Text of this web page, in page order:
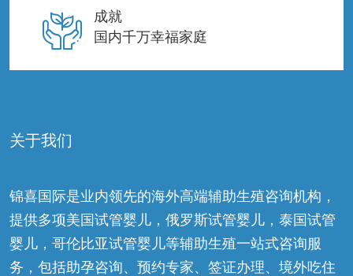
成就
国内千万幸福家庭
关于我们
锦喜国际是业内领先的海外高端辅助生殖咨询机构，
提供多项美国试管婴儿，俄罗斯试管婴儿，泰国试管
婴儿，哥伦比亚试管婴儿等辅助生殖一站式咨询服
务，包括助孕咨询、预约专家、签证办理、境外吃住